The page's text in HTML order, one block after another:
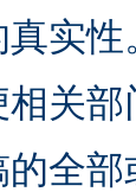
真实
相关
的全